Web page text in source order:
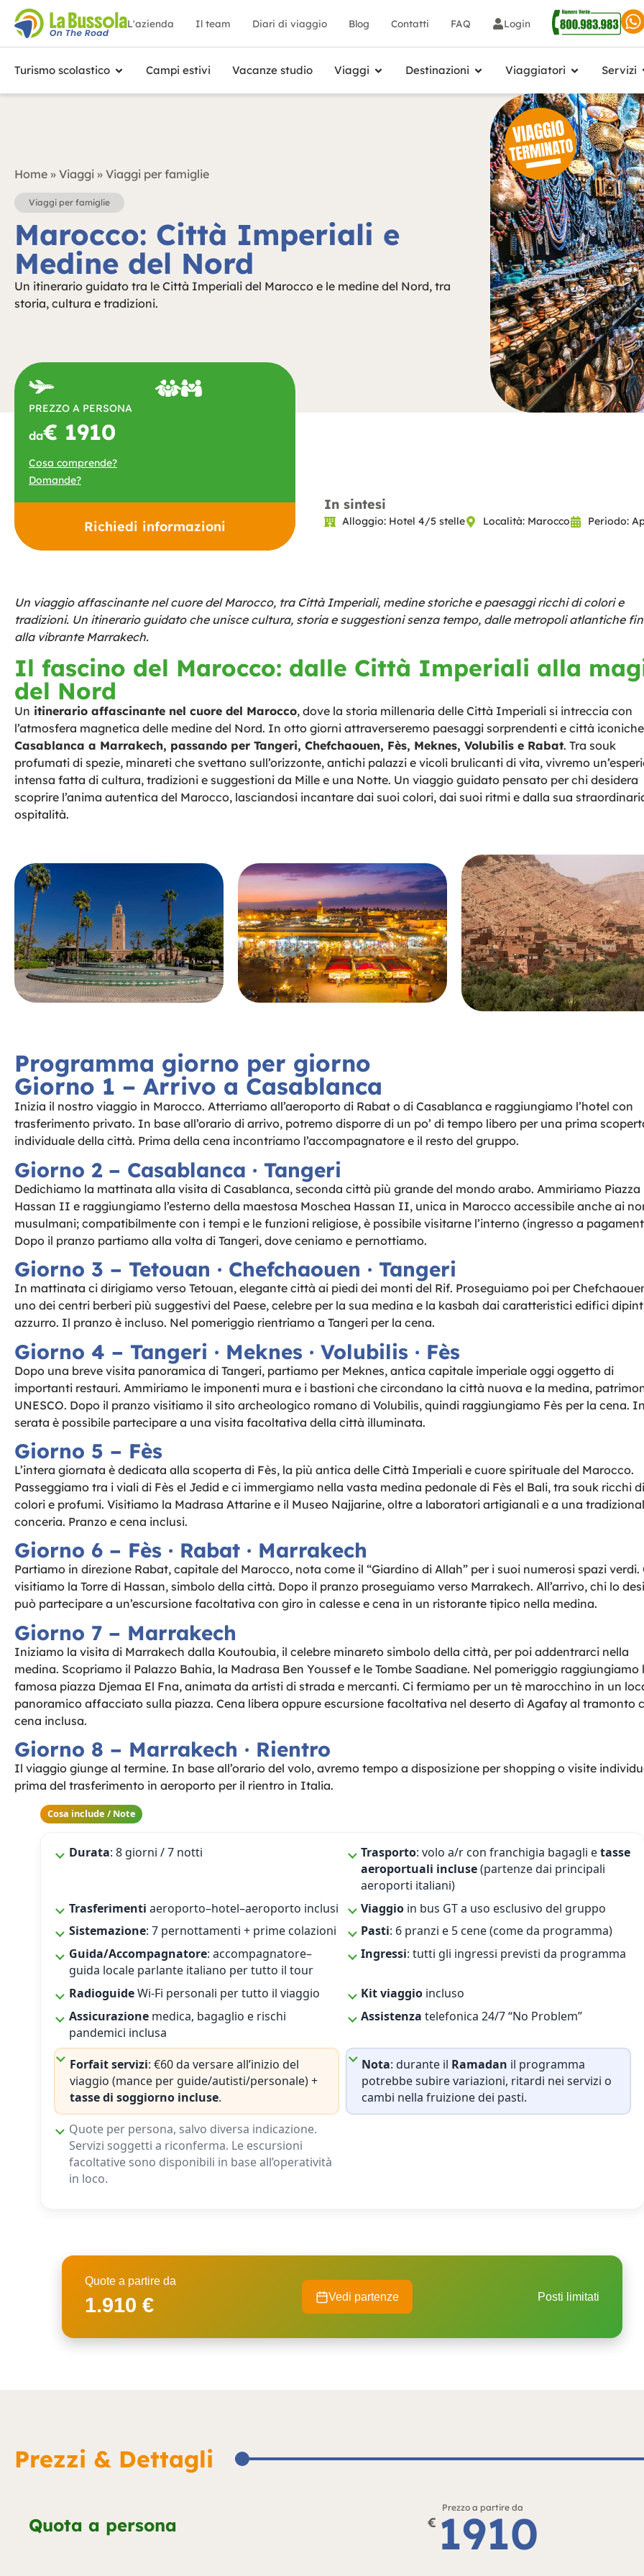
L'azienda Il team Diari di viaggio Blog Contatti FAQ Login
Turismo scolastico Campi estivi Vacanze studio Viaggi Destinazioni Viaggiatori Servizi
Home » Viaggi » Viaggi per famiglie
Viaggi per famiglie
Marocco: Città Imperiali e
Medine del Nord
Un itinerario guidato tra le Città Imperiali del Marocco e le medine del Nord, tra
storia, cultura e tradizioni.
PREZZO A PERSONA
da€ 1910
Cosa comprende?
Domande?
Richiedi informazioni
In sintesi
Alloggio: Hotel 4/5 stelle Località: Marocco Periodo:
Un viaggio affascinante nel cuore del Marocco, tra Città Imperiali, medine storiche e paesaggi ricchi di colori e
tradizioni. Un itinerario guidato che unisce cultura, storia e suggestioni senza tempo, dalle metropoli atlantiche
alla vibrante Marrakech.
Il fascino del Marocco: dalle Città Imperiali alla
del Nord
Un itinerario affascinante nel cuore del Marocco, dove la storia millenaria delle Città Imperiali si intreccia con
l’atmosfera magnetica delle medine del Nord. In otto giorni attraverseremo paesaggi sorprendenti e città
Casablanca a Marrakech, passando per Tangeri, Chefchaouen, Fès, Meknes, Volubilis e Rabat. Tra souk
profumati di spezie, minareti che svettano sull’orizzonte, antichi palazzi e vicoli brulicanti di vita, vivremo
intensa fatta di cultura, tradizioni e suggestioni da Mille e una Notte. Un viaggio guidato pensato per chi desidera
scoprire l’anima autentica del Marocco, lasciandosi incantare dai suoi colori, dai suoi ritmi e dalla sua
ospitalità.
Programma giorno per giorno
Giorno 1 – Arrivo a Casablanca
Inizia il nostro viaggio in Marocco. Atterriamo all’aeroporto di Rabat o di Casablanca e raggiungiamo l’hotel con
trasferimento privato. In base all’orario di arrivo, potremo disporre di un po’ di tempo libero per una prima
individuale della città. Prima della cena incontriamo l’accompagnatore e il resto del gruppo.
Giorno 2 – Casablanca · Tangeri
Dedichiamo la mattinata alla visita di Casablanca, seconda città più grande del mondo arabo. Ammiriamo Piazza
Hassan II e raggiungiamo l’esterno della maestosa Moschea Hassan II, unica in Marocco accessibile anche ai
musulmani; compatibilmente con i tempi e le funzioni religiose, è possibile visitarne l’interno (ingresso a
Dopo il pranzo partiamo alla volta di Tangeri, dove ceniamo e pernottiamo.
Giorno 3 – Tetouan · Chefchaouen · Tangeri
In mattinata ci dirigiamo verso Tetouan, elegante città ai piedi dei monti del Rif. Proseguiamo poi per
uno dei centri berberi più suggestivi del Paese, celebre per la sua medina e la kasbah dai caratteristici edifici
azzurro. Il pranzo è incluso. Nel pomeriggio rientriamo a Tangeri per la cena.
Giorno 4 – Tangeri · Meknes · Volubilis · Fès
Dopo una breve visita panoramica di Tangeri, partiamo per Meknes, antica capitale imperiale oggi oggetto di
importanti restauri. Ammiriamo le imponenti mura e i bastioni che circondano la città nuova e la medina,
UNESCO. Dopo il pranzo visitiamo il sito archeologico romano di Volubilis, quindi raggiungiamo Fès per la cena. In
serata è possibile partecipare a una visita facoltativa della città illuminata.
Giorno 5 – Fès
L’intera giornata è dedicata alla scoperta di Fès, la più antica delle Città Imperiali e cuore spirituale del Marocco.
Passeggiamo tra i viali di Fès el Jedid e ci immergiamo nella vasta medina pedonale di Fès el Bali, tra souk ricchi di
colori e profumi. Visitiamo la Madrasa Attarine e il Museo Najjarine, oltre a laboratori artigianali e a una
conceria. Pranzo e cena inclusi.
Giorno 6 – Fès · Rabat · Marrakech
Partiamo in direzione Rabat, capitale del Marocco, nota come il “Giardino di Allah” per i suoi numerosi spazi verdi.
visitiamo la Torre di Hassan, simbolo della città. Dopo il pranzo proseguiamo verso Marrakech. All’arrivo, chi lo
può partecipare a un’escursione facoltativa con giro in calesse e cena in un ristorante tipico nella medina.
Giorno 7 – Marrakech
Iniziamo la visita di Marrakech dalla Koutoubia, il celebre minareto simbolo della città, per poi addentrarci nella
medina. Scopriamo il Palazzo Bahia, la Madrasa Ben Youssef e le Tombe Saadiane. Nel pomeriggio raggiungiamo
famosa piazza Djemaa El Fna, animata da artisti di strada e mercanti. Ci fermiamo per un tè marocchino in un
panoramico affacciato sulla piazza. Cena libera oppure escursione facoltativa nel deserto di Agafay al tramonto
cena inclusa.
Giorno 8 – Marrakech · Rientro
Il viaggio giunge al termine. In base all’orario del volo, avremo tempo a disposizione per shopping o visite
prima del trasferimento in aeroporto per il rientro in Italia.
Cosa include / Note
Durata: 8 giorni / 7 notti Trasporto: volo a/r con franchigia bagagli etasse
aeroportuali incluse(partenze dai principali
aeroporti italiani)
Trasferimenti aeroporto–hotel–aeroporto inclusi Viaggio in bus GT a uso esclusivo del gruppo
Sistemazione: 7 pernottamenti + prime colazioni Pasti: 6 pranzi e 5 cene (come da programma)
Guida/Accompagnatore: accompagnatore–
guida locale parlante italiano per tutto il tour
Ingressi: tutti gli ingressi previsti da programma
RadioguideWi-Fi personali per tutto il viaggio Kit viaggio incluso
Assicurazione medica, bagaglio e rischi
pandemici inclusa
Assistenza telefonica 24/7 “No Problem”
Forfait servizi: €60 da versare all’inizio del
viaggio (mance per guide/autisti/personale) +
tasse di soggiorno incluse.
Nota: durante il Ramadan il programma
potrebbe subire variazioni, ritardi nei servizi o
cambi nella fruizione dei pasti.
Quote per persona, salvo diversa indicazione.
Servizi soggetti a riconferma. Le escursioni
facoltative sono disponibili in base all’operatività
in loco.
Quote a partire da
1.910 € Vedi partenze Posti limitati
Prezzi & Dettagli
Quota a persona € 1910
Prezzo a partire da